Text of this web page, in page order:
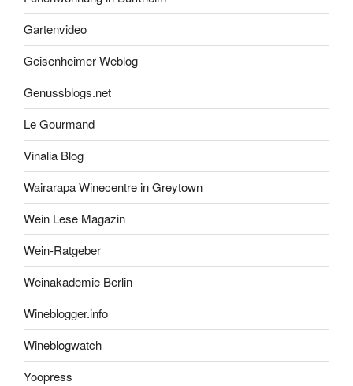
Gartenvideo
Geisenheimer Weblog
Genussblogs.net
Le Gourmand
Vinalia Blog
Wairarapa Winecentre in Greytown
Wein Lese Magazin
Wein-Ratgeber
Weinakademie Berlin
Wineblogger.info
Wineblogwatch
Yoopress